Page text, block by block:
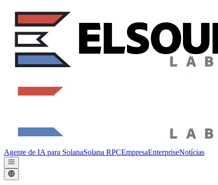
Agente de IA para SolanaSolana RPCEmpresaEnterpriseNotícias